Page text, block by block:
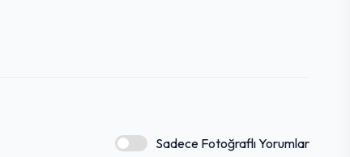
Sadece Fotoğraflı Yorumlar